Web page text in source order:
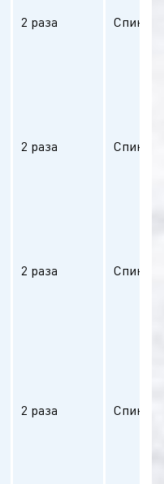
2 раза Спина
2 раза Спина
2 раза Спина
2 раза Спина